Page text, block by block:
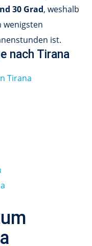
30 Grad, weshalb
wenigsten
ist.
nach Tirana
Tirana